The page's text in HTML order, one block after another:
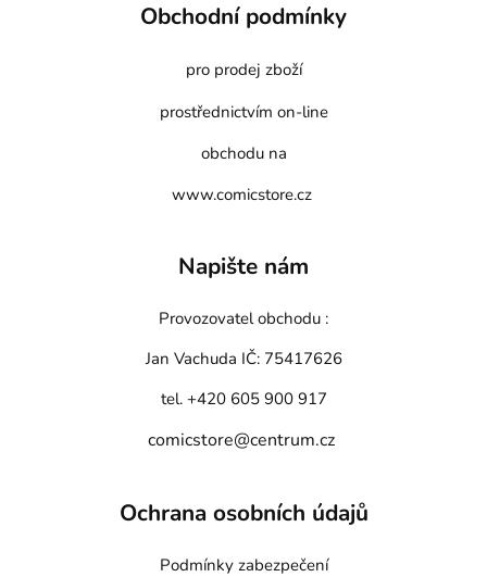
Obchodní podmínky
pro prodej zboží
prostřednictvím on-line
obchodu na
www.comicstore.cz
Napište nám
Provozovatel obchodu :
Jan Vachuda IČ: 75417626
tel. +420 605 900 917
comicstore@centrum.cz
Ochrana osobních údajů
Podmínky zabezpečení